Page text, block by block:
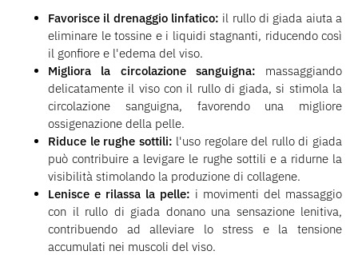
Favorisce il drenaggio linfatico: il rullo di giada aiuta a
eliminare le tossine e i liquidi stagnanti, riducendo così
il gonfiore e l'edema del viso.
Migliora la circolazione sanguigna: massaggiando
delicatamente il viso con il rullo di giada, si stimola la
circolazione sanguigna, favorendo una migliore
ossigenazione della pelle.
Riduce le rughe sottili: l'uso regolare del rullo di giada
può contribuire a levigare le rughe sottili e a ridurne la
visibilità stimolando la produzione di collagene.
Lenisce e rilassa la pelle: i movimenti del massaggio
con il rullo di giada donano una sensazione lenitiva,
contribuendo ad alleviare lo stress e la tensione
accumulati nei muscoli del viso.